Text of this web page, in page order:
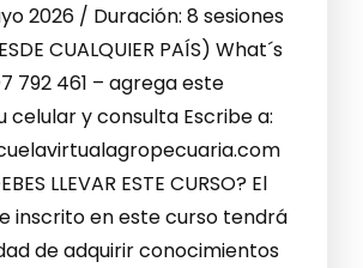
2026 / Duración: 8 sesiones
CUALQUIER PAÍS) What´s
792 461 – agrega este
celular y consulta Escribe a:
LLEVAR ESTE CURSO? El
inscrito en este curso tendrá
de adquirir conocimientos